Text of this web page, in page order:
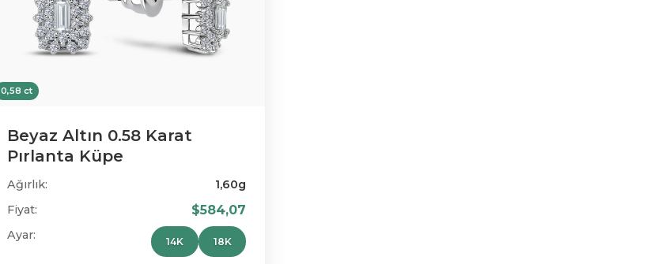
0,58 ct
Beyaz Altın 0.58 Karat
Pırlanta Küpe
Ağırlık:
1,60g
Fiyat:
$584,07
Ayar: 14K 18K